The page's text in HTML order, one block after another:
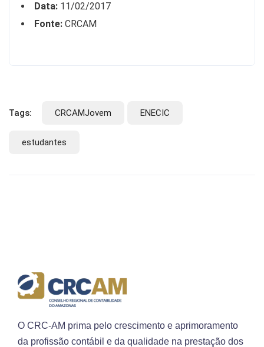
Data: 11/02/2017
Fonte: CRCAM
Tags: CRCAMJovem ENECIC
estudantes
O CRC-AM prima pelo crescimento e aprimoramento
da profissão contábil e da qualidade na prestação dos